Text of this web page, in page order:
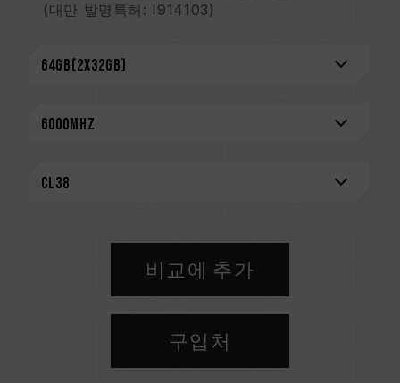
(대만 발명특허: I914103)
터 무결성을 유지
평생보증
감
호환되는 플랫폼 관련 정보는'호환성 검색'
해 확인하실 수 있습니다.
메모리 제품을 구매하기 전에, 반드시 메인보드
비교에 추가
구입처